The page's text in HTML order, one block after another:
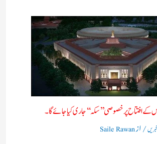
کے افتتاح پر خصوصی ’’سکہ‘‘ جاری کیا جائے گا۔
خبریں/ ازSaile Rawan